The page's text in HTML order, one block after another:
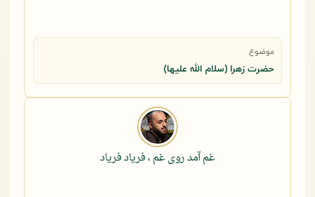
موضوع
حضرت زهرا (سلام الله علیها)
غم آمد روی غم ، فریاد فریاد